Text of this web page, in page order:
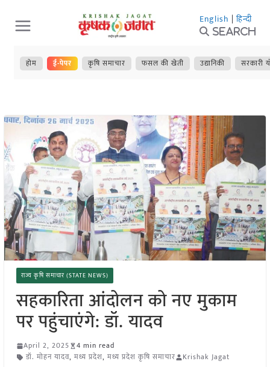
Skip
to
content
English | हिन्दी
Search
होम ई-पेपर कृषि समाचार फसल की खेती उद्यानिकी सरकारी
राज्य कृषि समाचार (STATE NEWS)
सहकारिता आंदोलन को नए मुकाम
पर पहुंचाएंगे: डॉ. यादव
April 2, 2025
4 min read
डॉ. मोहन यादव, मध्य प्रदेश, मध्य प्रदेश कृषि समाचार Krishak Jagat